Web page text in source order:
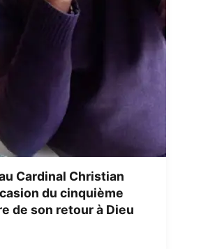
Cardinal Christian
du cinquième
de son retour à Dieu